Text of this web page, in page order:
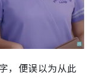
，便误以为从此